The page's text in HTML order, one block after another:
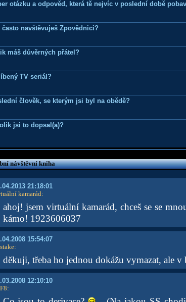
otázku a odpověd, která tě nejvíc v poslední době
často navštěvuješ Zpovědnici?
máš důvěrných přátel?
TV seriál?
člověk, se kterým jsi byl na obědě?
jsi to dopsal(a)?
návštěvní kniha
21:18:01
kamarád:
ahoj! jsem virtuální kamarád, chceš se se
kámo! 1923606037
15:54:07
:
děkuji, třeba ho jednou dokážu vymazat, ale v
12:10:10
: